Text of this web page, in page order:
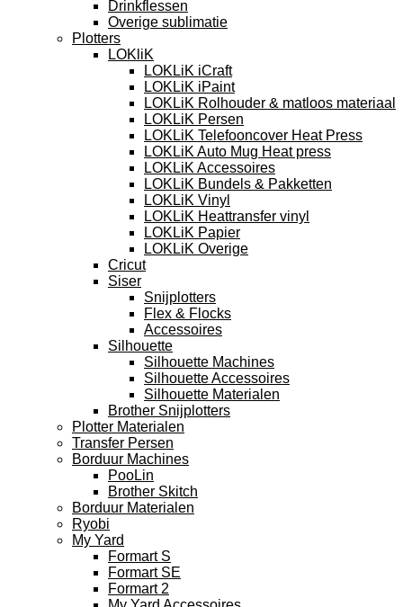
Drinkflessen
Overige sublimatie
Plotters
LOKliK
LOKLiK iCraft
LOKLiK iPaint
LOKLiK Rolhouder & matloos materiaal
LOKLiK Persen
LOKLiK Telefooncover Heat Press
LOKLiK Auto Mug Heat press
LOKLiK Accessoires
LOKLiK Bundels & Pakketten
LOKLiK Vinyl
LOKLiK Heattransfer vinyl
LOKLiK Papier
LOKLiK Overige
Cricut
Siser
Snijplotters
Flex & Flocks
Accessoires
Silhouette
Silhouette Machines
Silhouette Accessoires
Silhouette Materialen
Brother Snijplotters
Plotter Materialen
Transfer Persen
Borduur Machines
PooLin
Brother Skitch
Borduur Materialen
Ryobi
My Yard
Formart S
Formart SE
Formart 2